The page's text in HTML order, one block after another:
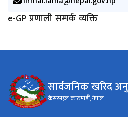
e-GP प्रणाली सम्पर्क व्यक्ति
सार्वजनिक खरिद
केसरमहल काठमाडौं, नेपाल